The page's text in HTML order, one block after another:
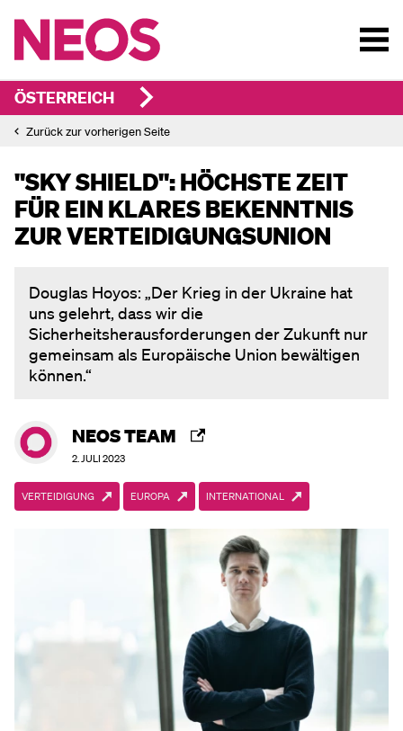
ÖSTERREICH
Zurück zur vorherigen Seite
"SKY SHIELD": HÖCHSTE ZEIT
FÜR EIN KLARES BEKENNTNIS
ZUR VERTEIDIGUNGSUNION
Douglas Hoyos: „Der Krieg in der Ukraine hat
uns gelehrt, dass wir die
Sicherheitsherausforderungen der Zukunft nur
gemeinsam als Europäische Union bewältigen
können.“
NEOS TEAM
2. JULI 2023
VERTEIDIGUNG EUROPA INTERNATIONAL